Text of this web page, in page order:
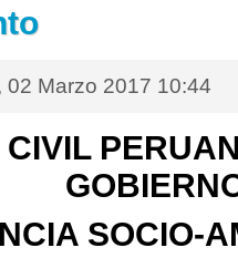
Marzo 2017 10:44
SOCIO-